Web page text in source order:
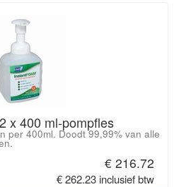
x 400 ml-pompfles
per 400ml. Doodt 99,99% van alle
€ 216.72
€ 262.23 inclusief btw